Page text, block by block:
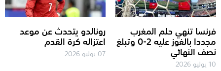
فرنسا تنهي حلم المغرب
مجددا بالفوز عليه 2-0 وتبلغ
نصف النهائي
10 يوليو 2026
رونالدو يتحدث عن موعد
اعتزاله كرة القدم
07 يوليو 2026